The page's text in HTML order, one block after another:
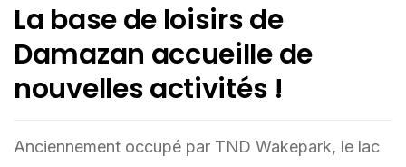
La base de loisirs de
Damazan accueille de
nouvelles activités !
Anciennement occupé par TND Wakepark, le lac